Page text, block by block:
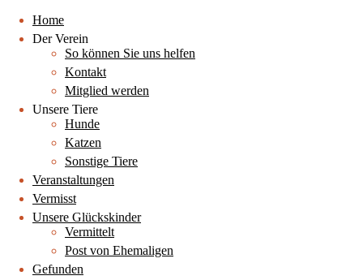
Home
Der Verein
So können Sie uns helfen
Kontakt
Mitglied werden
Unsere Tiere
Hunde
Katzen
Sonstige Tiere
Veranstaltungen
Vermisst
Unsere Glückskinder
Vermittelt
Post von Ehemaligen
Gefunden